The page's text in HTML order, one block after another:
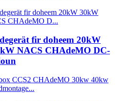
fir doheem 20kW
NACS CHAdeMO DC-